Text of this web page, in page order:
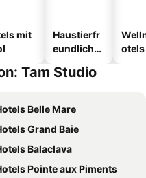
mit
Haustierfr
eundliche
otels
Tam Studio
Belle Mare
Grand Baie
Balaclava
Pointe aux Piments